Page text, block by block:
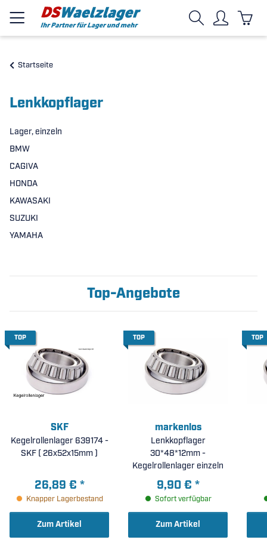
Startseite
Lenkkopflager
Lager, einzeln
BMW
CAGIVA
HONDA
KAWASAKI
SUZUKI
YAMAHA
Top-Angebote
TOP
SKF
Kegelrollenlager 639174 -
SKF ( 26x52x15mm )
26,89 € *
Knapper Lagerbestand
Zum Artikel
TOP
markenlos
Lenkkopflager
30*48*12mm -
Kegelrollenlager einzeln
9,90 € *
Sofort verfügbar
Zum Artikel
TOP